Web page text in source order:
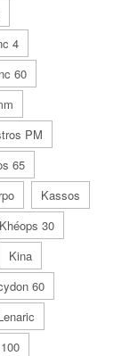
4
60
PM
65
Kassos
Khéops 30
Kina
60